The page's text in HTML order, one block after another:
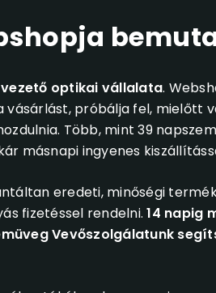
optikai vállalata.
vásárlást, próbálja fel, mielőtt
Több, mint 39
másnapi ingyenes
eredeti, minőségi
fizetéssel rendelni.14 napig
Vevőszolgálatunk